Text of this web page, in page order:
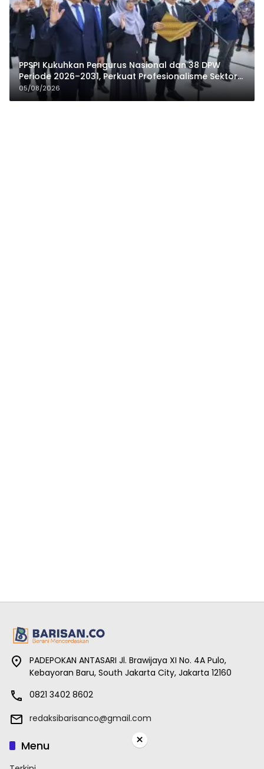
PPSPI Kukuhkan Pengurus Nasional dan 38 DPW
Periode 2026–2031, Perkuat Profesionalisme Sektor
Publik
05/08/2026
PADEPOKAN ANTASARI Jl. Brawijaya XI No. 4A Pulo,
Kebayoran Baru, South Jakarta City, Jakarta 12160
0821 3402 8602
redaksibarisanco@gmail.com
Menu ×